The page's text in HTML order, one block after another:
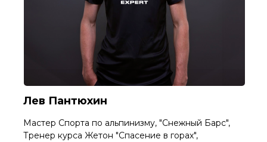
Лев Пантюхин
Мастер Спорта по альпинизму, "Снежный Барс",
Тренер курса Жетон "Спасение в горах",